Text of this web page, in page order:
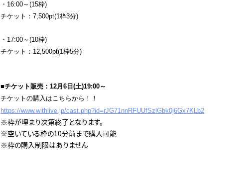
・16:00～(15枠)
チケット：7,500pt(1枠3分)
・17:00～(10枠)
チケット：12,500pt(1枠5分)
■チケット販売：12月6日(土)19:00～
チケットの購入はこちらから！！
https://www.withlive.jp/cast.php?id=rJG71nnRFUUfSzlGbk0j6Gx7KLb2
※枠が埋まり次第終了となります。
※空いている枠の10分前まで購入可能
※枠の購入制限はありません